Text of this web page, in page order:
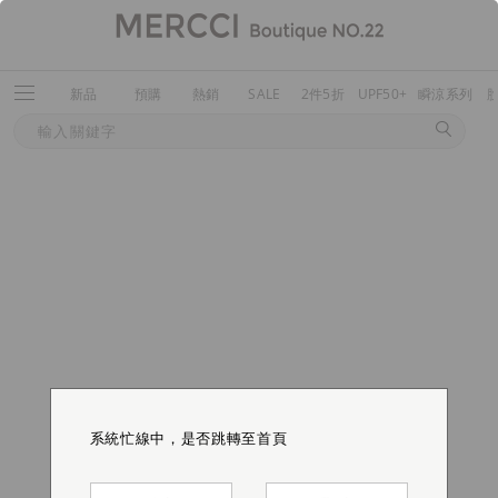
新品 預購 熱銷 SALE 2件5折 UPF50+ 瞬涼系列
系統忙線中，是否跳轉至首頁
系統忙線中，是否跳轉至首頁
系統忙線中，是否跳轉至首頁
系統忙線中，是否跳轉至首頁
系統忙線中，是否跳轉至首頁